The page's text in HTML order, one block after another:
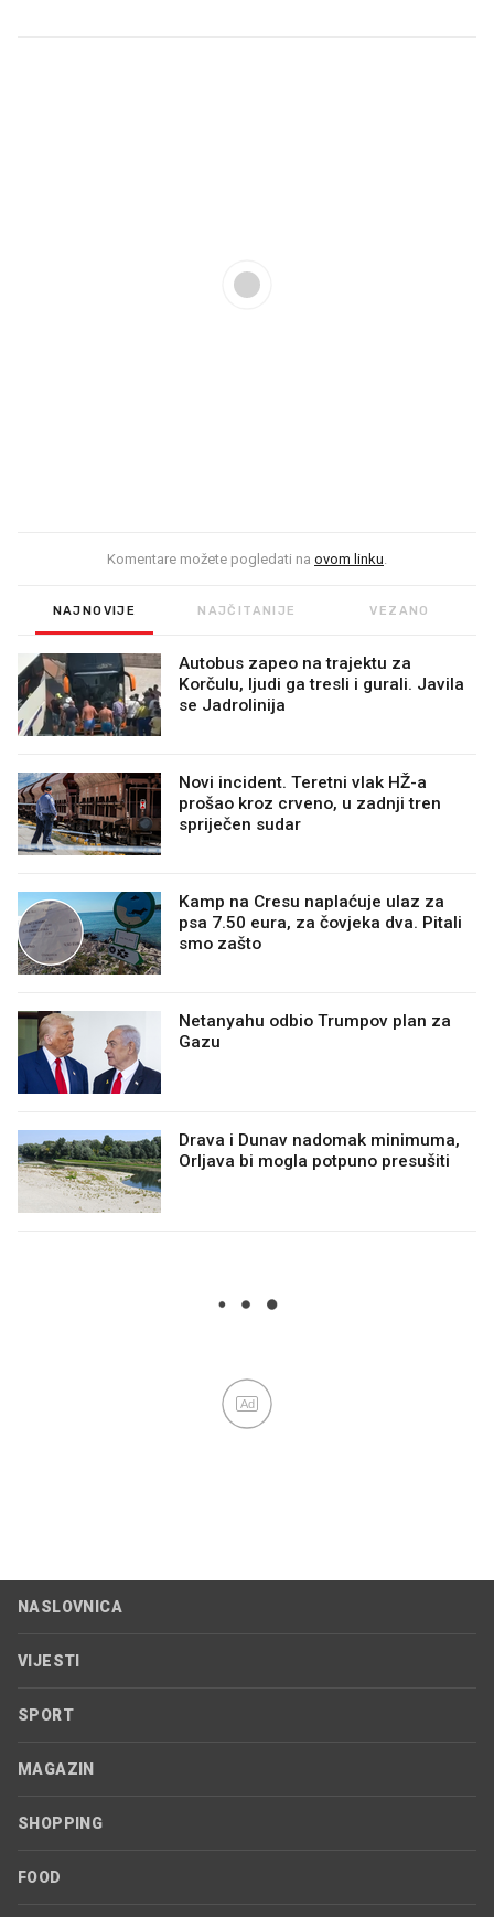
Komentare možete pogledati na ovom linku.
NAJNOVIJE NAJČITANIJE VEZANO
Autobus zapeo na trajektu za
Korčulu, ljudi ga tresli i gurali. Javila
se Jadrolinija
Novi incident. Teretni vlak HŽ-a
prošao kroz crveno, u zadnji tren
spriječen sudar
Kamp na Cresu naplaćuje ulaz za
psa 7.50 eura, za čovjeka dva. Pitali
smo zašto
Netanyahu odbio Trumpov plan za
Gazu
Drava i Dunav nadomak minimuma,
Orljava bi mogla potpuno presušiti
Ad
NASLOVNICA
VIJESTI
SPORT
MAGAZIN
SHOPPING
FOOD